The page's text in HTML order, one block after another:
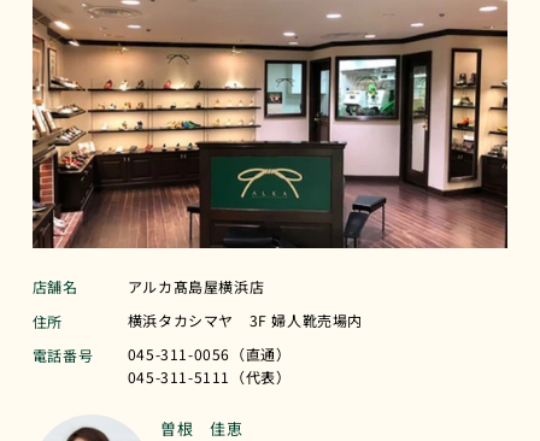
店舗名
アルカ髙島屋横浜店
住所
横浜タカシマヤ 3F 婦人靴売場内
電話番号
045-311-0056（直通）
045-311-5111（代表）
曽根 佳恵